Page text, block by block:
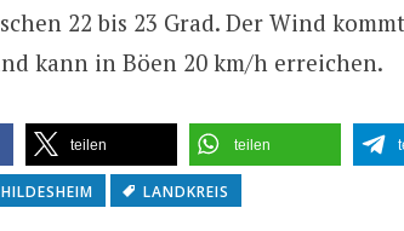
22 bis 23 Grad. Der Wind
kann in Böen 20 km/h erreichen.
teilen teilen
HILDESHEIM LANDKREIS